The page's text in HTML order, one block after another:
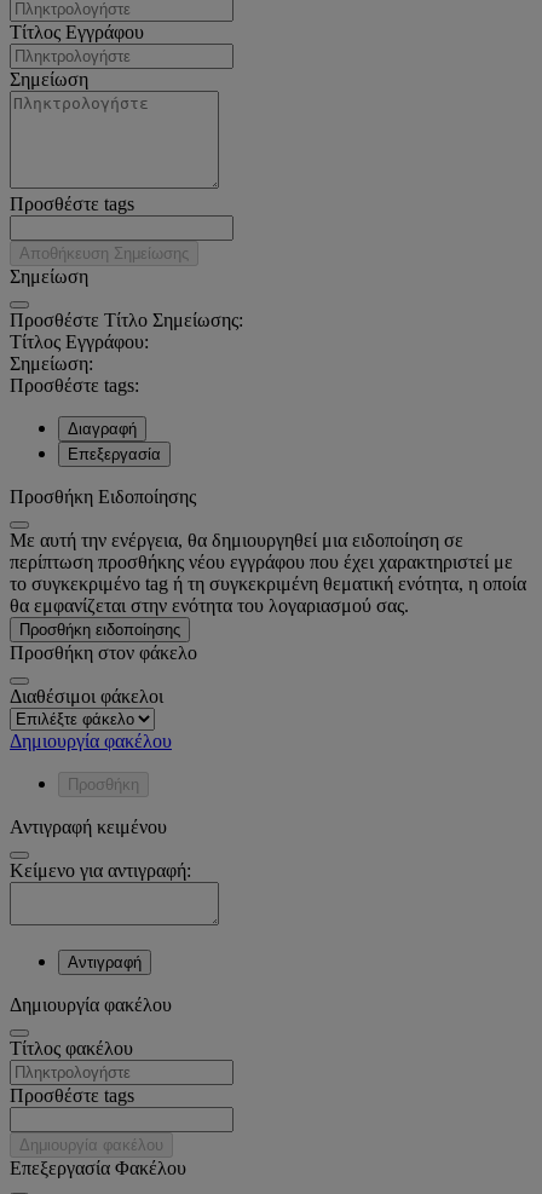
Τίτλος Εγγράφου
Σημείωση
Προσθέστε tags
Αποθήκευση Σημείωσης
Σημείωση
Προσθέστε Τίτλο Σημείωσης:
Τίτλος Εγγράφου:
Σημείωση:
Προσθέστε tags:
Διαγραφή
Επεξεργασία
Προσθήκη Ειδοποίησης
Με αυτή την ενέργεια, θα δημιουργηθεί μια ειδοποίηση σε
περίπτωση προσθήκης νέου εγγράφου που έχει χαρακτηριστεί με
το συγκεκριμένο tag ή τη συγκεκριμένη θεματική ενότητα, η οποία
θα εμφανίζεται στην ενότητα του λογαριασμού σας.
Προσθήκη ειδοποίησης
Προσθήκη στον φάκελο
Διαθέσιμοι φάκελοι
Δημιουργία φακέλου
Προσθήκη
Αντιγραφή κειμένου
Κείμενο για αντιγραφή:
Αντιγραφή
Δημιουργία φακέλου
Tίτλος φακέλου
Προσθέστε tags
Δημιουργία φακέλου
Επεξεργασία Φακέλου